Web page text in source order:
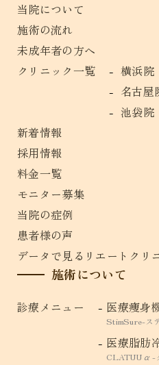
当院について
施術の流れ
未成年者の方へ
クリニック一覧
横浜院
名古屋
池袋院
新着情報
採用情報
料金一覧
モニター募集
当院の症例
患者様の声
データで見るリエートクリ
施術について
診療メニュー 医療痩身
StimSure-ス
医療脂肪
CLATUU α -